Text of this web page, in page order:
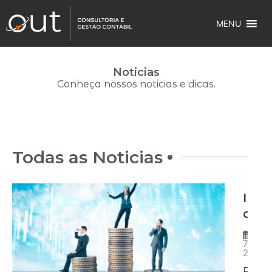
MENU
Noticias
Conheça nossos noticias e dicas.
Todas as Noticias
7 de
2026